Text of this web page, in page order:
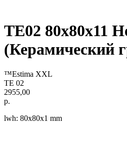
TE02 80x80x11
(Керамический
™Estima XXL
TE 02
2955,00
р.
lwh: 80x80x1 mm